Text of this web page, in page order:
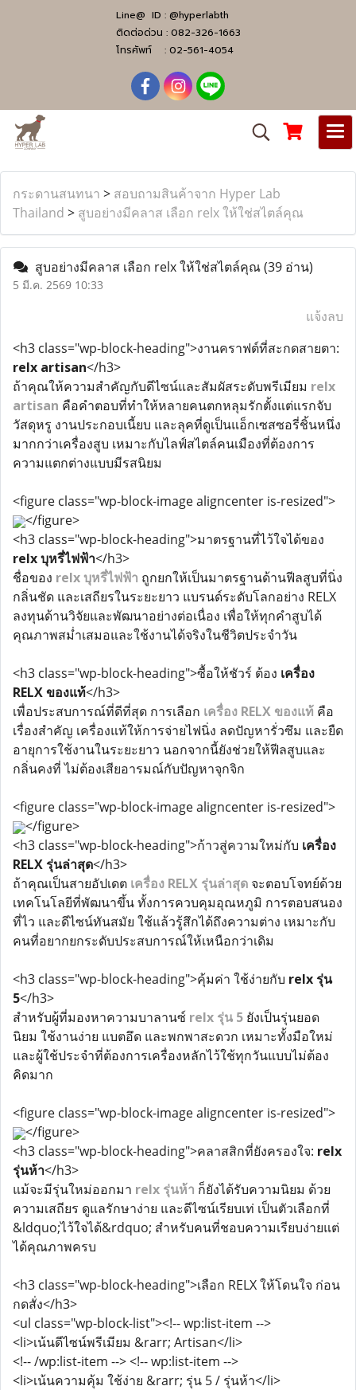
Line@ ID : @hyperlabth
ติดต่อด่วน : 082-326-1663
โทรศัพท์ : 02-561-4054
กระดานสนทนา > สอบถามสินค้าจาก Hyper Lab
Thailand > สูบอย่างมีคลาส เลือก relx ให้ใช่สไตล์คุณ
สูบอย่างมีคลาส เลือก relx ให้ใช่สไตล์คุณ(39 อ่าน)
5 มี.ค. 2569 10:33
แจ้งลบ
<h3 class="wp-block-heading">งานคราฟต์ที่สะกดสายตา:
relx artisan</h3>
ถ้าคุณให้ความสำคัญกับดีไซน์และสัมผัสระดับพรีเมียม relx
artisan คือคำตอบที่ทำให้หลายคนตกหลุมรักตั้งแต่แรกจับ
วัสดุหรู งานประกอบเนี้ยบ และลุคที่ดูเป็นแอ็กเซสซอรี่ชิ้นหนึ่ง
มากกว่าเครื่องสูบ เหมาะกับไลฟ์สไตล์คนเมืองที่ต้องการ
ความแตกต่างแบบมีรสนิยม
<figure class="wp-block-image aligncenter is-resized">
</figure>
<h3 class="wp-block-heading">มาตรฐานที่ไว้ใจได้ของ
relx บุหรี่ไฟฟ้า</h3>
ชื่อของ relx บุหรี่ไฟฟ้า ถูกยกให้เป็นมาตรฐานด้านฟีลสูบที่นิ่ง
กลิ่นชัด และเสถียรในระยะยาว แบรนด์ระดับโลกอย่าง RELX
ลงทุนด้านวิจัยและพัฒนาอย่างต่อเนื่อง เพื่อให้ทุกคำสูบได้
คุณภาพสม่ำเสมอและใช้งานได้จริงในชีวิตประจำวัน
<h3 class="wp-block-heading">ซื้อให้ชัวร์ ต้อง เครื่อง
RELX ของแท้</h3>
เพื่อประสบการณ์ที่ดีที่สุด การเลือก เครื่อง RELX ของแท้ คือ
เรื่องสำคัญ เครื่องแท้ให้การจ่ายไฟนิ่ง ลดปัญหารั่วซึม และยืด
อายุการใช้งานในระยะยาว นอกจากนี้ยังช่วยให้ฟีลสูบและ
กลิ่นคงที่ ไม่ต้องเสียอารมณ์กับปัญหาจุกจิก
<figure class="wp-block-image aligncenter is-resized">
</figure>
<h3 class="wp-block-heading">ก้าวสู่ความใหม่กับ เครื่อง
RELX รุ่นล่าสุด</h3>
ถ้าคุณเป็นสายอัปเดต เครื่อง RELX รุ่นล่าสุด จะตอบโจทย์ด้วย
เทคโนโลยีที่พัฒนาขึ้น ทั้งการควบคุมอุณหภูมิ การตอบสนอง
ที่ไว และดีไซน์ทันสมัย ใช้แล้วรู้สึกได้ถึงความต่าง เหมาะกับ
คนที่อยากยกระดับประสบการณ์ให้เหนือกว่าเดิม
<h3 class="wp-block-heading">คุ้มค่า ใช้ง่ายกับ relx รุ่น
5</h3>
สำหรับผู้ที่มองหาความบาลานซ์ relx รุ่น 5 ยังเป็นรุ่นยอด
นิยม ใช้งานง่าย แบตอึด และพกพาสะดวก เหมาะทั้งมือใหม่
และผู้ใช้ประจำที่ต้องการเครื่องหลักไว้ใช้ทุกวันแบบไม่ต้อง
คิดมาก
<figure class="wp-block-image aligncenter is-resized">
</figure>
<h3 class="wp-block-heading">คลาสสิกที่ยังครองใจ: relx
รุ่นห้า</h3>
แม้จะมีรุ่นใหม่ออกมา relx รุ่นห้า ก็ยังได้รับความนิยม ด้วย
ความเสถียร ดูแลรักษาง่าย และดีไซน์เรียบเท่ เป็นตัวเลือกที่
&ldquo;ไว้ใจได้&rdquo; สำหรับคนที่ชอบความเรียบง่ายแต่
ได้คุณภาพครบ
<h3 class="wp-block-heading">เลือก RELX ให้โดนใจ ก่อน
กดสั่ง</h3>
<ul class="wp-block-list"><!-- wp:list-item -->
<li>เน้นดีไซน์พรีเมียม &rarr; Artisan</li>
<!-- /wp:list-item --> <!-- wp:list-item -->
<li>เน้นความคุ้ม ใช้ง่าย &rarr; รุ่น 5 / รุ่นห้า</li>